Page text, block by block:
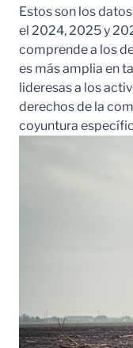
Estos son los
el 2024, 2025 y
comprende a los
es más amplia en
lideresas a los
derechos de la
coyuntura